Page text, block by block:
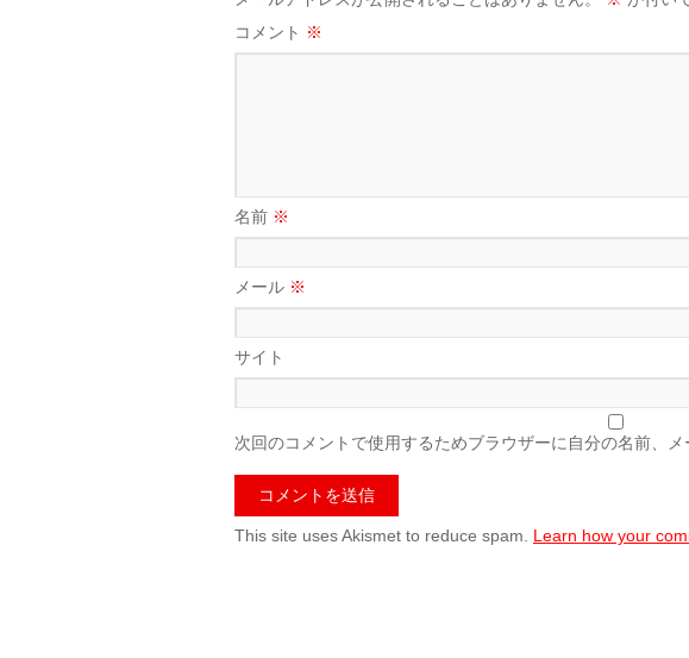
コメント ※
名前 ※
メール ※
サイト
次回のコメントで使用するためブラウザーに自分の名前、メ
This site uses Akismet to reduce spam. Learn how your